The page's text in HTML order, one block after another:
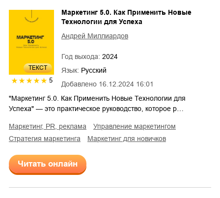
ТЕКСТ
5 Добавлено 16.12.2024 16:01
Маркетинг 5.0. Как Применить Новые
Технологии для Успеха
Андрей Миллиардов
Год выхода: 2024
Язык: Русский
"Маркетинг 5.0. Как Применить Новые Технологии для
Успеха" — это практическое руководство, которое р…
маркетинг, PR, реклама
управление маркетингом
стратегия маркетинга
маркетинг для новичков
Читать онлайн